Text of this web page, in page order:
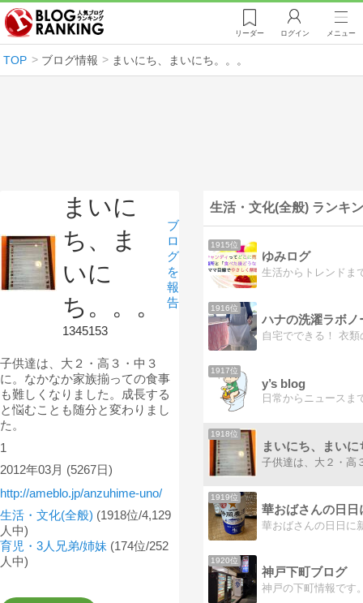
リーダー ログイン メニュー
TOP ブログ情報 まいにち、まいにち。。。
まいに
ち、ま
いに
ち。。。
1345153
ブ
ロ
グ
を
報
告
子供達は、大２・高３・中３
に。なかなか家族揃っての食事
も難しくなりました。成長する
と悩むことも随分と変わりまし
た。
1
2012年03月 (5267日)
http://ameblo.jp/anzuhime-uno/
生活・文化(全般) (1918位/4,129
人中)
育児・3人兄弟/姉妹 (174位/252
人中)
生活・文化(全般) ランキ
1915位
ゆみログ
1916位
ハナの洗濯ラボノ
1917位
y’s blog
1918位
まいにち、まいに
1919位
華おばさんの日日
華おばさんの日日に
1920位
神戸下町ブログ